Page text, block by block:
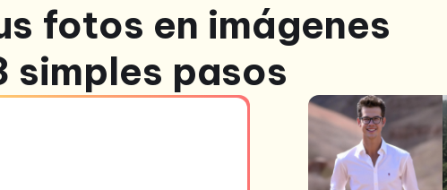
fotos en imágenes
simples pasos
+99
Fotos